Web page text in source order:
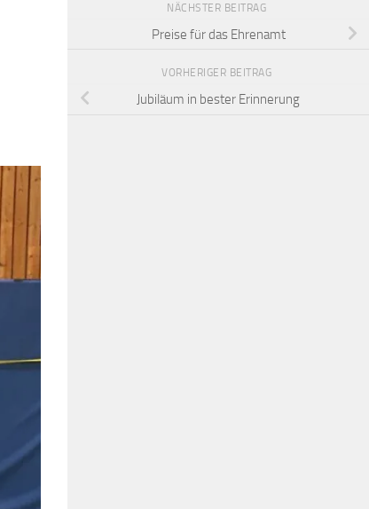
NÄCHSTER BEITRAG
Preise für das Ehrenamt
VORHERIGER BEITRAG
Jubiläum in bester Erinnerung